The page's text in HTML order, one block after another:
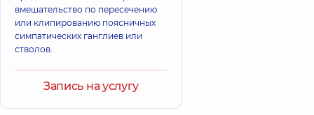
вмешательство по пересечению
или клипированию поясничных
симпатических ганглиев или
стволов.
Запись на услугу